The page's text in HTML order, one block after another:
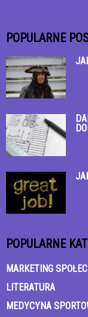
POPULARNE
POPULARNE
MARKETING
LITERATURA
MEDYCYNA